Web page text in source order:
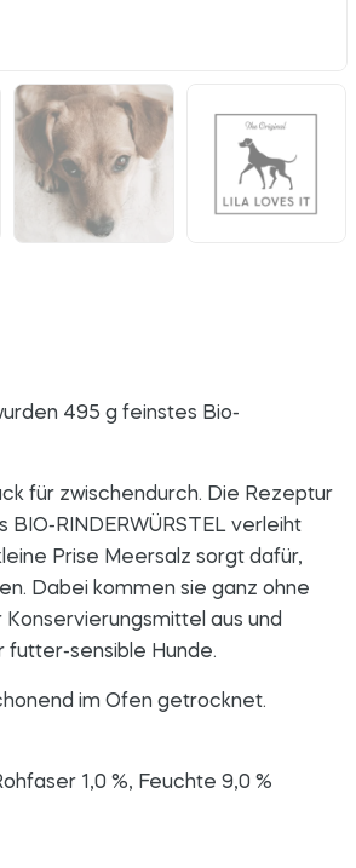
495 g feinstes Bio-
für zwischendurch. Die Rezeptur
RINDERWÜRSTEL verleiht
Prise Meersalz sorgt dafür,
Dabei kommen sie ganz ohne
aus und
futter-sensible Hunde.
im Ofen getrocknet.
1,0 %, Feuchte 9,0 %